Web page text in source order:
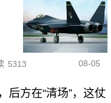
5313 08-05
后方在“清场”，这仗